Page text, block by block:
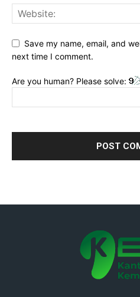
Save my name, email, and
next time I comment.
Are you human? Please solve: